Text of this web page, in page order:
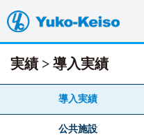
実績 導入実績
導入実績
公共施設